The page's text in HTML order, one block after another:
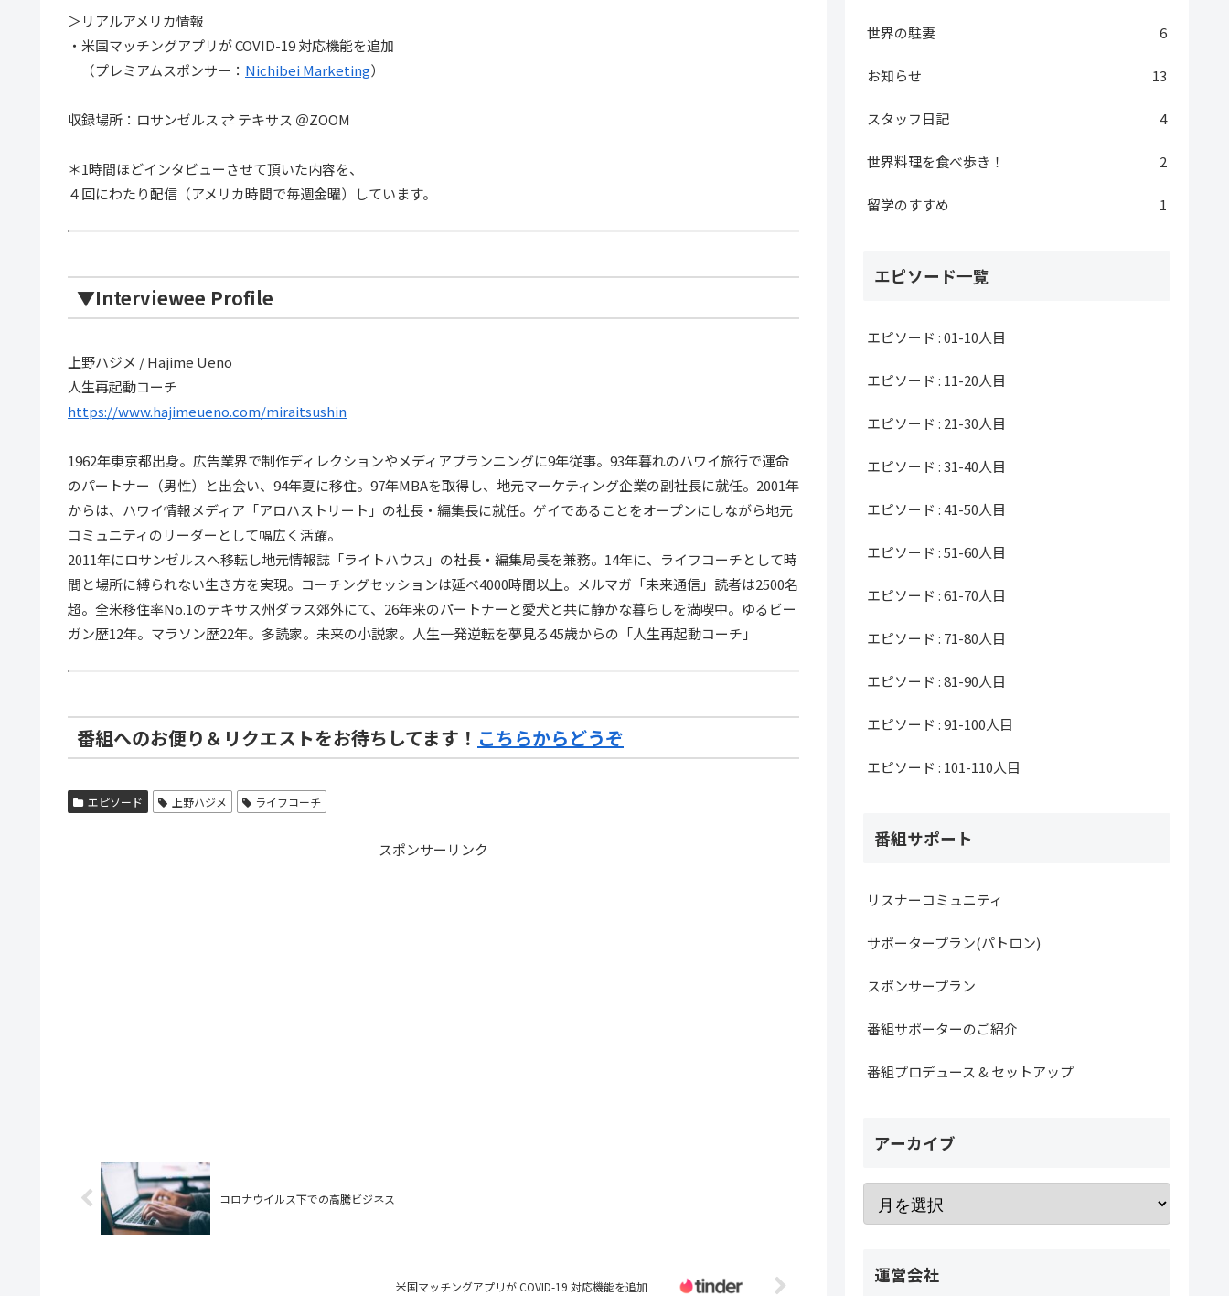
＞リアルアメリカ情報
・米国マッチングアプリが COVID-19 対応機能を追加
（プレミアムスポンサー： Nichibei Marketing）
収録場所：ロサンゼルス ⇄ テキサス ＠ZOOM
＊1時間ほどインタビューさせて頂いた内容を、
４回にわたり配信（アメリカ時間で毎週金曜）しています。
▼Interviewee Profile
上野ハジメ / Hajime Ueno
人生再起動コーチ
https://www.hajimeueno.com/miraitsushin
1962年東京都出身。広告業界で制作ディレクションやメディアプランニングに9年従事。93年暮れのハワイ旅行で運命
のパートナー（男性）と出会い、94年夏に移住。97年MBAを取得し、地元マーケティング企業の副社長に就任。2001年
からは、ハワイ情報メディア「アロハストリート」の社長・編集長に就任。ゲイであることをオープンにしながら地元
コミュニティのリーダーとして幅広く活躍。
2011年にロサンゼルスへ移転し地元情報誌「ライトハウス」の社長・編集局長を兼務。14年に、ライフコーチとして時
間と場所に縛られない生き方を実現。コーチングセッションは延べ4000時間以上。メルマガ「未来通信」読者は2500名
超。全米移住率No.1のテキサス州ダラス郊外にて、26年来のパートナーと愛犬と共に静かな暮らしを満喫中。ゆるビー
ガン歴12年。マラソン歴22年。多読家。未来の小説家。人生一発逆転を夢見る45歳からの「人生再起動コーチ」
番組へのお便り＆リクエストをお待ちしてます！ こちらからどうぞ
エピソード 上野ハジメ ライフコーチ
スポンサーリンク
コロナウイルス下での高騰ビジネス
米国マッチングアプリが COVID-19 対応機能を追加
世界の駐妻 6
お知らせ 13
スタッフ日記 4
世界料理を食べ歩き！ 2
留学のすすめ 1
エピソード一覧
エピソード : 01-10人目
エピソード : 11-20人目
エピソード : 21-30人目
エピソード : 31-40人目
エピソード : 41-50人目
エピソード : 51-60人目
エピソード : 61-70人目
エピソード : 71-80人目
エピソード : 81-90人目
エピソード : 91-100人目
エピソード : 101-110人目
番組サポート
リスナーコミュニティ
サポータープラン(パトロン)
スポンサープラン
番組サポーターのご紹介
番組プロデュース & セットアップ
アーカイブ
運営会社